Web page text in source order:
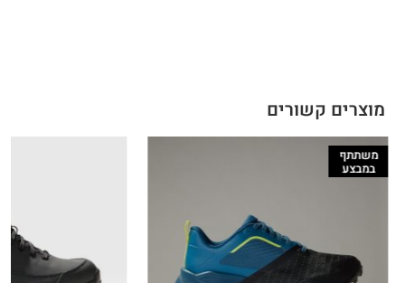
מוצרים קשורים
משתתף
במבצע